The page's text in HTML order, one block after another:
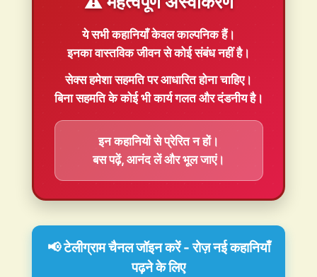
ये सभी कहानियाँकेवल काल्पनिकहैं।
इनका वास्तविक जीवन से कोई संबंध नहीं है।
सेक्स हमेशासहमतिपर आधारित होना चाहिए।
बिना सहमति के कोई भी कार्य गलत और दंडनीय है।
इन कहानियों से प्रेरित न हों।
बस पढ़ें, आनंद लें और भूल जाएं।
📢 टेलीग्राम चैनल जॉइन करें - रोज़ नई कहानियाँ
पढ़ने के लिए